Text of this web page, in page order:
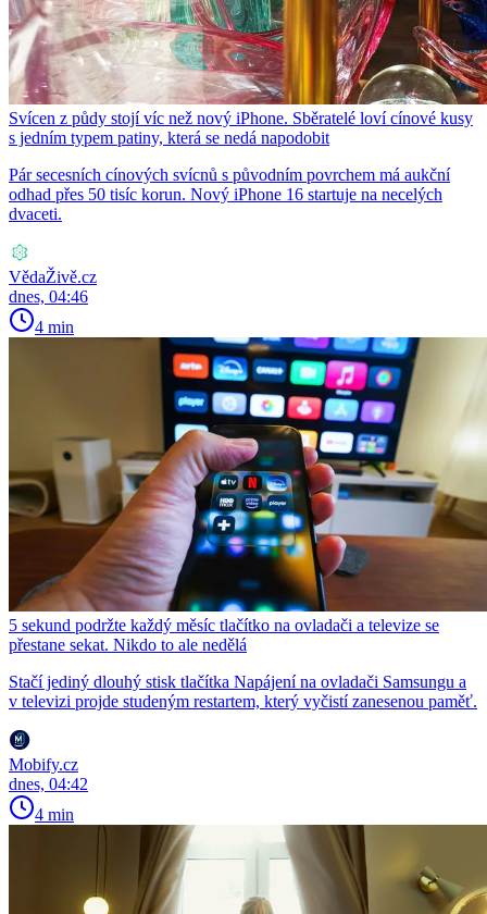
Svícen z půdy stojí víc než nový iPhone. Sběratelé loví cínové kusy
s jedním typem patiny, která se nedá napodobit
Pár secesních cínových svícnů s původním povrchem má aukční
odhad přes 50 tisíc korun. Nový iPhone 16 startuje na necelých
dvaceti.
VědaŽivě.cz
dnes, 04:46
4 min
5 sekund podržte každý měsíc tlačítko na ovladači a televize se
přestane sekat. Nikdo to ale nedělá
Stačí jediný dlouhý stisk tlačítka Napájení na ovladači Samsungu a
v televizi projde studeným restartem, který vyčistí zanesenou paměť.
Mobify.cz
dnes, 04:42
4 min